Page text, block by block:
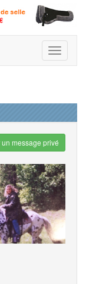
Toggle
message privé